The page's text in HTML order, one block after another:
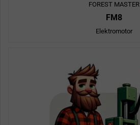
FOREST MASTER
FM8
Elektromotor